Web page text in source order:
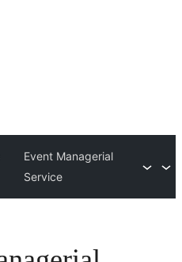
Event Managerial
Service